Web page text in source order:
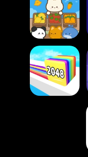
لعبة البطل الخفي
مطلق النار
لعبة سوق القطط
اللطيف